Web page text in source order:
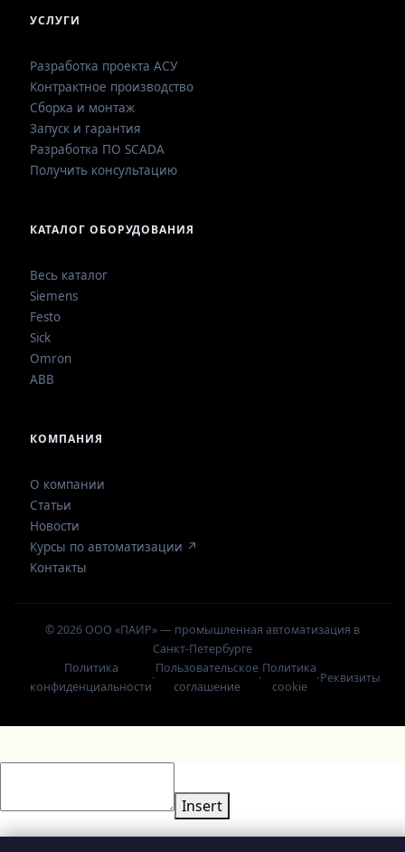
УСЛУГИ
Разработка проекта АСУ
Контрактное производство
Сборка и монтаж
Запуск и гарантия
Разработка ПО SCADA
Получить консультацию
КАТАЛОГ ОБОРУДОВАНИЯ
Весь каталог
Siemens
Festo
Sick
Omron
ABB
КОМПАНИЯ
О компании
Статьи
Новости
Курсы по автоматизации ↗
Контакты
© 2026 ООО «ПАИР» — промышленная автоматизация в
Санкт-Петербурге
Политика
конфиденциальности
·
Пользовательское
соглашение
·
Политика
cookie
·Реквизиты
Insert